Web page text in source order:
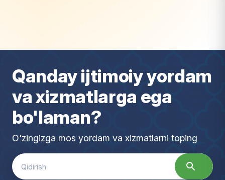
mtiy oz
Qanday ijtimoiy yordam
va xizmatlarga ega
bo'laman?
O'zingizga mos yordam va xizmatlarni toping
Search
for: